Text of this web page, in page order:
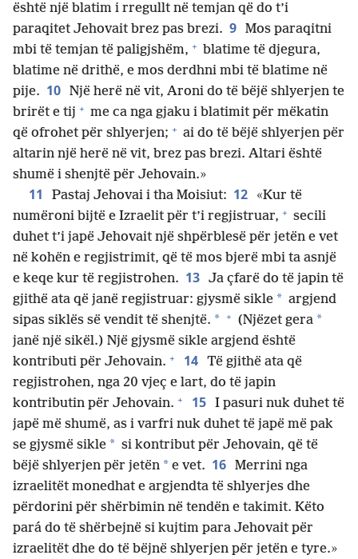
është një blatim i rregullt në temjan që do t’i
paraqitet Jehovait brez pas brezi. 9 Mos paraqitni
mbi të temjan të paligjshëm, + blatime të djegura,
blatime në drithë, e mos derdhni mbi të blatime në
pije. 10 Një herë në vit, Aroni do të bëjë shlyerjen te
brirët e tij + me ca nga gjaku i blatimit për mëkatin
që ofrohet për shlyerjen; + ai do të bëjë shlyerjen për
altarin një herë në vit, brez pas brezi. Altari është
shumë i shenjtë për Jehovain.»
11 Pastaj Jehovai i tha Moisiut: 12
«Kur të
numëroni bijtë e Izraelit për t’i regjistruar, + secili
duhet t’i japë Jehovait një shpërblesë për jetën e vet
në kohën e regjistrimit, që të mos bjerë mbi ta asnjë
e keqe kur të regjistrohen. 13 Ja çfarë do të japin të
gjithë ata që janë regjistruar: gjysmë sikle * argjend
sipas siklës së vendit të shenjtë. * + (Njëzet gera *
janë një sikël.) Një gjysmë sikle argjend është
kontributi për Jehovain. + 14 Të gjithë ata që
regjistrohen, nga 20 vjeç e lart, do të japin
kontributin për Jehovain. + 15 I pasuri nuk duhet të
japë më shumë, as i varfri nuk duhet të japë më pak
se gjysmë sikle * si kontribut për Jehovain, që të
bëjë shlyerjen për jetën * e vet. 16 Merrini nga
izraelitët monedhat e argjendta të shlyerjes dhe
përdorini për shërbimin në tendën e takimit. Këto
pará do të shërbejnë si kujtim para Jehovait për
izraelitët dhe do të bëjnë shlyerjen për jetën e tyre.»